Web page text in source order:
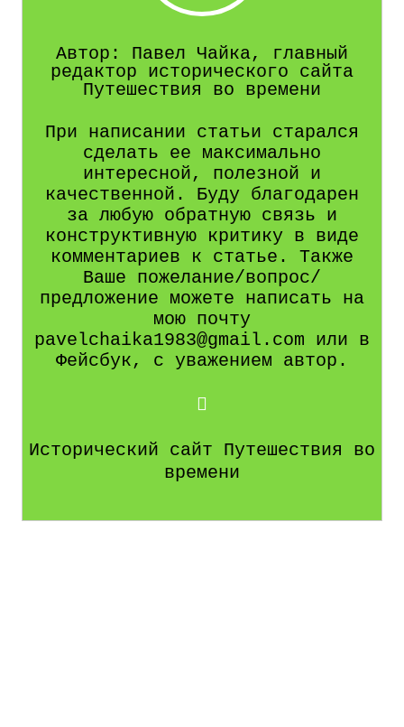
Автор: Павел Чайка, главный
редактор исторического сайта
Путешествия во времени
При написании статьи старался
сделать ее максимально
интересной, полезной и
качественной. Буду благодарен
за любую обратную связь и
конструктивную критику в виде
комментариев к статье. Также
Ваше пожелание/вопрос/
предложение можете написать на
мою почту
pavelchaika1983@gmail.com или в
Фейсбук, с уважением автор.
Исторический сайт Путешествия во
времени